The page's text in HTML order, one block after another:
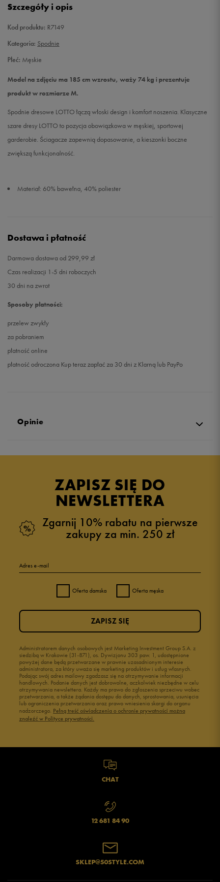
XXL Powiadom o dostępności
Szczegóły i opis
Kod produktu: R7149
Kategoria: Spodnie
Płeć: Męskie
Model na zdjęciu ma 185 cm wzrostu, waży 74 kg i prezentuje
produkt w rozmiarze M.
Spodnie dresowe LOTTO łączą włoski design i komfort noszenia. Klasyczne
szare dresy LOTTO to pozycja obowiązkowa w męskiej, sportowej
garderobie. Ściagacze zapewnią dopasowanie, a kieszonki boczne
zwiększą funkcjonalność.
Materiał: 60% bawełna, 40% poliester
Dostawa i płatność
Darmowa dostawa od 299,99 zł
Czas realizacji 1-5 dni roboczych
30 dni na zwrot
Sposoby płatności:
przelew zwykły
za pobraniem
płatność online
płatność odroczona Kup teraz zapłać za 30 dni z Klarną lub PayPo
Opinie
ZAPISZ SIĘ DO
NEWSLETTERA
Zgarnij 10% rabatu na pierwsze
zakupy za min. 250 zł
Adres e-mail
Oferta damska Oferta męska
Administratorem danych osobowych jest Marketing Investment Group S.A. z
siedzibą w Krakowie (31-871), os. Dywizjonu 303 paw. 1, udostępnione
powyżej dane będą przetwarzane w prawnie uzasadnionym interesie
administratora, za który uważa się marketing produktów i usług własnych.
Podając swój adres mailowy zgadzasz się na otrzymywanie informacji
handlowych. Podanie danych jest dobrowolne, aczkolwiek niezbędne w celu
otrzymywania newslettera. Każdy ma prawo do zgłoszenia sprzeciwu wobec
przetwarzania, a także żądania dostępu do danych, sprostowania, usunięcia
lub ograniczenia przetwarzania oraz prawo wniesienia skargi do organu
nadzorczego. Pełną treść oświadczenia o ochronie prywatności można
znaleźć w Polityce prywatności.
ZAPISZ SIĘ
CHAT
12 681 84 90
SKLEP@50STYLE.COM